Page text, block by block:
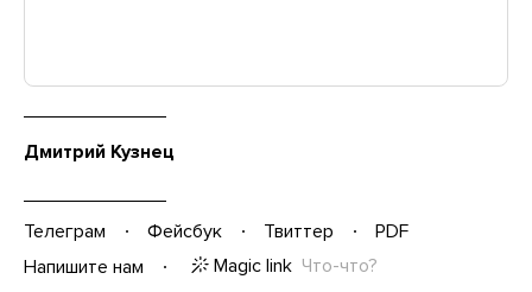
Дмитрий Кузнец
Телеграм Фейсбук Твиттер
PDF
Напишите нам
Magic link Что-что?